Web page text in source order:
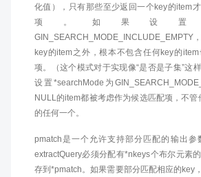
化值），只有那些至少返回一个key的item
项。如果设置
GIN_SEARCH_MODE_INCLUDE_EMPTY
key的item之外，根本不包含任何key的
项。（这个模式对于实现像“是否是子集”这
设置*searchMode为
NULL的item都被考虑作为候选匹配项，不
的任何一个。
pmatch是一个允许支持部分匹配的输出参
extractQuery必须分配有*nkeys个布尔元素
存到*pmatch。如果需要部分匹配相应的key